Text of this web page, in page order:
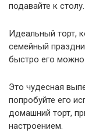
подавайте к столу.
Идеальный торт,
семейный
быстро его можно
Это чудесная
попробуйте его
домашний торт,
настроением.